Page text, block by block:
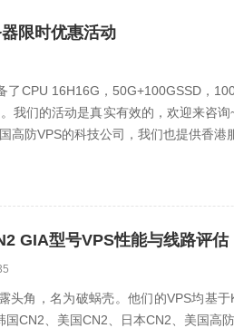
限时优惠活动
了CPU 16H16G，50G+100GSSD，
我们的活动是真实有效的，欢迎来咨
高防VPS的科技公司，我们也提供香港
GIA型号VPS性能与线路评估
头角，名为破蜗壳。他们的VPS均基
CN2、美国CN2、日本CN2、美国高